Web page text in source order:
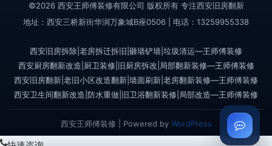
©2026 西安王师傅装修有限公司 版权所有 专注西安旧房翻新
地址：西安三桥新街华润万象城B座0506 | 电话：13259955338
西安旧房拆除|老房拆迁拆旧|砸墙铲墙|垃圾清运—王师傅装修
西安厨房翻新改造|厨卫装修|旧厨房拆改|局部翻新装修—王师傅装修
西安旧房翻新|老旧小区改造翻新|墙面刷新|老房翻新装修—王师傅装修
西安卫生间翻新改造|防水重做|旧卫浴翻新装修|局部改造—王师傅装修
西安王师傅装修 | Powered by WordPress